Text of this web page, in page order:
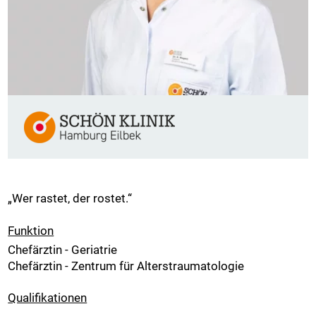
„Wer rastet, der rostet.“
Funktion
Chefärztin - Geriatrie
Chefärztin - Zentrum für Alterstraumatologie
Qualifikationen